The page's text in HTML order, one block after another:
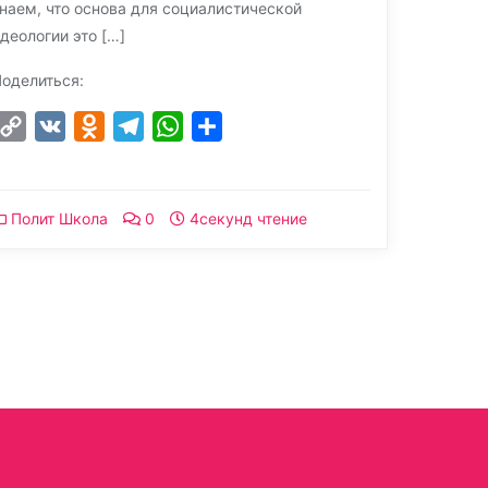
что основа для социалистической
это […]
Copy
VK Odnoklassniki
TelegramWhatsApp
Полит Школа 0 4секунд чтение